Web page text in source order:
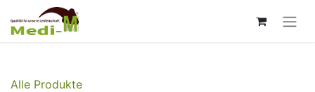
Alle Produkte